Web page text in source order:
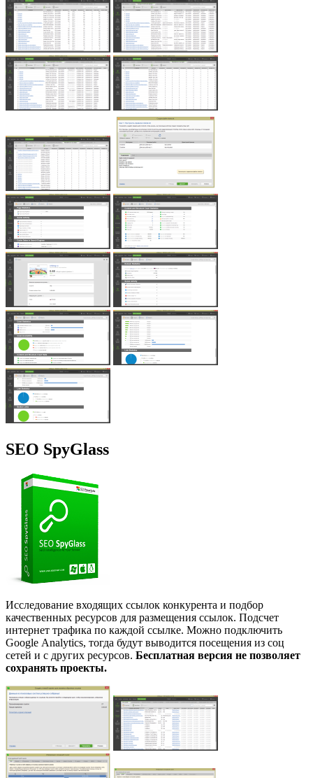
SEO SpyGlass
Исследование входящих ссылок конкурента и подбор
качественных ресурсов для размещения ссылок. Подсчет
интернет трафика по каждой ссылке. Можно подключить
Google Analytics, тогда будут выводится посещения из соц
сетей и с других ресурсов. Бесплатная версия не позволяет
сохранять проекты.